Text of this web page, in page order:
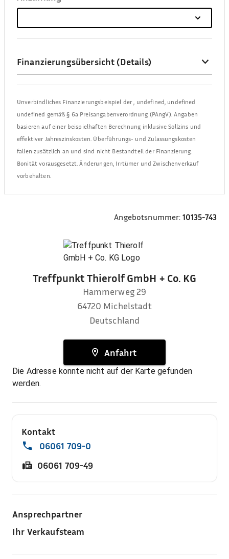
Finanzierungsübersicht (Details)
Unverbindliches Finanzierungsbeispiel der, undefined, undefined
undefined gemäß § 6a Preisangabenverordnung (PAngV). Angaben
basieren auf einer beispielhaften Berechnung inklusive Sollzins und
effektiver Jahreszinskosten. Überführungs- und Zulassungskosten
fallen zusätzlich an und sind nicht Bestandteil der Finanzierung.
Bonität vorausgesetzt. Änderungen, Irrtümer und Zwischenverkauf
vorbehalten.
Angebotsnummer: 10135-743
Treffpunkt Thierolf GmbH + Co. KG
Hammerweg 29
64720 Michelstadt
Deutschland
Anfahrt
Die Adresse konnte nicht auf der Karte gefunden
werden.
Kontakt
06061 709-0
06061 709-49
Ansprechpartner
Ihr Verkaufsteam